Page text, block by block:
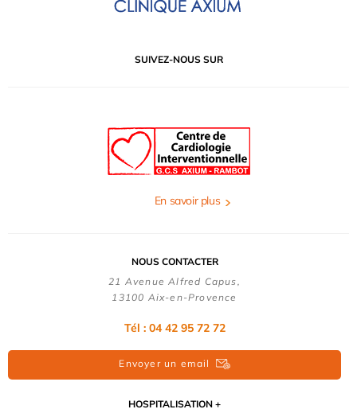
SUIVEZ-NOUS SUR
En savoir plus
NOUS CONTACTER
21 Avenue Alfred Capus,
13100 Aix-en-Provence
Tél : 04 42 95 72 72
Envoyer un email
HOSPITALISATION